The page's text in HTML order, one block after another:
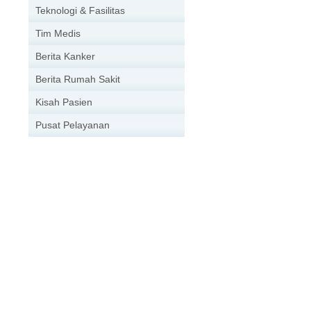
Teknologi & Fasilitas
Tim Medis
Berita Kanker
Berita Rumah Sakit
Kisah Pasien
Pusat Pelayanan